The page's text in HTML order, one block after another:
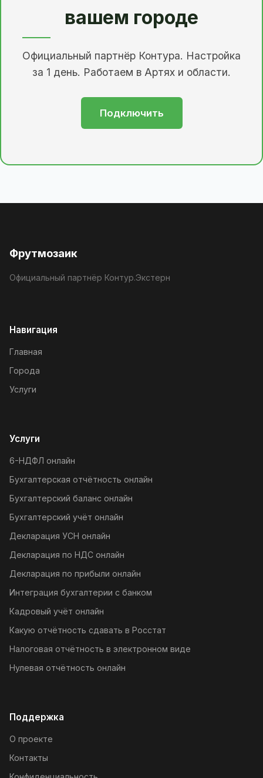
вашем городе
Официальный партнёр Контура. Настройка
за 1 день. Работаем в Артях и области.
Подключить
Фрутмозаик
Официальный партнёр Контур.Экстерн
Навигация
Главная
Города
Услуги
Услуги
6-НДФЛ онлайн
Бухгалтерская отчётность онлайн
Бухгалтерский баланс онлайн
Бухгалтерский учёт онлайн
Декларация УСН онлайн
Декларация по НДС онлайн
Декларация по прибыли онлайн
Интеграция бухгалтерии с банком
Кадровый учёт онлайн
Какую отчётность сдавать в Росстат
Налоговая отчётность в электронном виде
Нулевая отчётность онлайн
Поддержка
О проекте
Контакты